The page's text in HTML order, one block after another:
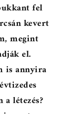
fel
kevert
megint
el.
is annyira
létezés?